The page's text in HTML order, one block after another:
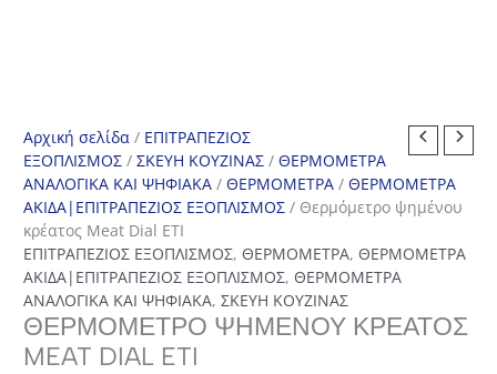
Αρχική σελίδα / ΕΠΙΤΡΑΠΕΖΙΟΣ
ΕΞΟΠΛΙΣΜΟΣ /ΣΚΕΥΗ ΚΟΥΖΙΝΑΣ /ΘΕΡΜΟΜΕΤΡΑ
ΑΝΑΛΟΓΙΚΑ ΚΑΙ ΨΗΦΙΑΚΑ /ΘΕΡΜΟΜΕΤΡΑ /ΘΕΡΜΟΜΕΤΡΑ
ΑΚΙΔΑ|ΕΠΙΤΡΑΠΕΖΙΟΣ ΕΞΟΠΛΙΣΜΟΣ / Θερμόμετρο ψημένου
κρέατος Meat Dial ETI
ΕΠΙΤΡΑΠΕΖΙΟΣ ΕΞΟΠΛΙΣΜΟΣ, ΘΕΡΜΟΜΕΤΡΑ, ΘΕΡΜΟΜΕΤΡΑ
ΑΚΙΔΑ|ΕΠΙΤΡΑΠΕΖΙΟΣ ΕΞΟΠΛΙΣΜΟΣ, ΘΕΡΜΟΜΕΤΡΑ
ΑΝΑΛΟΓΙΚΑ ΚΑΙ ΨΗΦΙΑΚΑ,ΣΚΕΥΗ ΚΟΥΖΙΝΑΣ
ΘΕΡΜΌΜΕΤΡΟ ΨΗΜΈΝΟΥ ΚΡΈΑΤΟΣ
MEAT DIAL ETI